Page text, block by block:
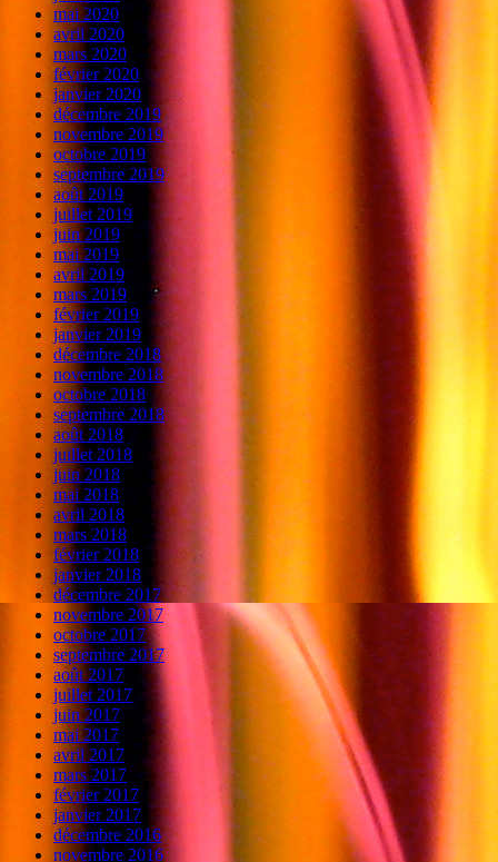
mai 2020
avril 2020
mars 2020
février 2020
janvier 2020
décembre 2019
novembre 2019
octobre 2019
septembre 2019
août 2019
juillet 2019
juin 2019
mai 2019
avril 2019
mars 2019
février 2019
janvier 2019
décembre 2018
novembre 2018
octobre 2018
septembre 2018
août 2018
juillet 2018
juin 2018
mai 2018
avril 2018
mars 2018
février 2018
janvier 2018
décembre 2017
novembre 2017
octobre 2017
septembre 2017
août 2017
juillet 2017
juin 2017
mai 2017
avril 2017
mars 2017
février 2017
janvier 2017
décembre 2016
novembre 2016